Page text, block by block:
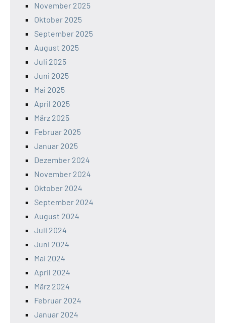
November 2025
Oktober 2025
September 2025
August 2025
Juli 2025
Juni 2025
Mai 2025
April 2025
März 2025
Februar 2025
Januar 2025
Dezember 2024
November 2024
Oktober 2024
September 2024
August 2024
Juli 2024
Juni 2024
Mai 2024
April 2024
März 2024
Februar 2024
Januar 2024